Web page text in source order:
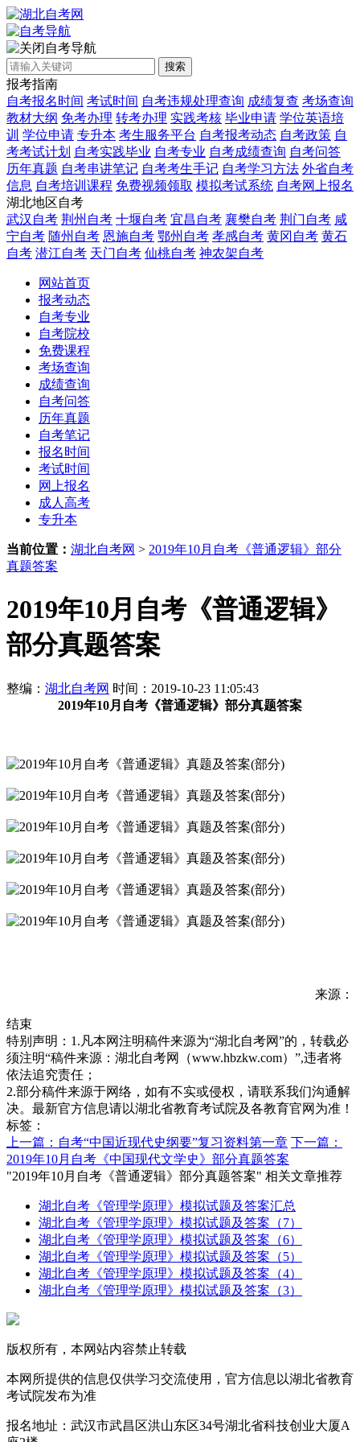
自考导航
搜索
报考指南
自考报名时间 考试时间 自考违规处理查询 成绩复查 考场查询
教材大纲 免考办理 转考办理 实践考核 毕业申请 学位英语培
训 学位申请 专升本 考生服务平台 自考报考动态 自考政策 自
考考试计划 自考实践毕业 自考专业 自考成绩查询 自考问答
历年真题 自考串讲笔记 自考考生手记 自考学习方法 外省自考
信息 自考培训课程 免费视频领取 模拟考试系统 自考网上报名
湖北地区自考
武汉自考 荆州自考 十堰自考 宜昌自考 襄樊自考 荆门自考 咸
宁自考 随州自考 恩施自考 鄂州自考 孝感自考 黄冈自考 黄石
自考 潜江自考 天门自考 仙桃自考 神农架自考
网站首页
报考动态
自考专业
自考院校
免费课程
考场查询
成绩查询
自考问答
历年真题
自考笔记
报名时间
考试时间
网上报名
成人高考
专升本
当前位置： 湖北自考网 > 2019年10月自考《普通逻辑》部分
真题答案
2019年10月自考《普通逻辑》
部分真题答案
整编： 湖北自考网 时间：2019-10-23 11:05:43
2019年10月自考《普通逻辑》部分真题答案
来源：
结束
特别声明：1.凡本网注明稿件来源为“湖北自考网”的，转载必
须注明“稿件来源：湖北自考网（www.hbzkw.com）”,违者将
依法追究责任；
2.部分稿件来源于网络，如有不实或侵权，请联系我们沟通解
决。最新官方信息请以湖北省教育考试院及各教育官网为准！
标签：
上一篇：自考“中国近现代史纲要”复习资料第一章 下一篇：
2019年10月自考《中国现代文学史》部分真题答案
"2019年10月自考《普通逻辑》部分真题答案" 相关文章推荐
湖北自考《管理学原理》模拟试题及答案汇总
湖北自考《管理学原理》模拟试题及答案（7）
湖北自考《管理学原理》模拟试题及答案（6）
湖北自考《管理学原理》模拟试题及答案（5）
湖北自考《管理学原理》模拟试题及答案（4）
湖北自考《管理学原理》模拟试题及答案（3）
版权所有，本网站内容禁止转载
本网所提供的信息仅供学习交流使用，官方信息以湖北省教育
考试院发布为准
报名地址：武汉市武昌区洪山东区34号湖北省科技创业大厦A